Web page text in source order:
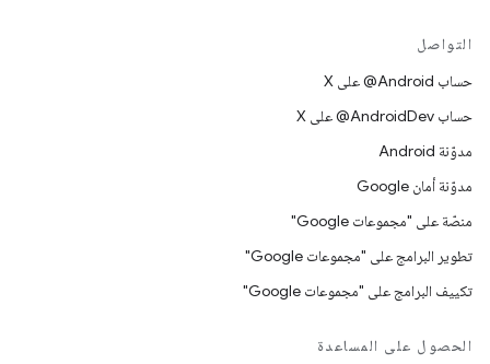
التواصل
حساب ‎@Android على X
حساب ‎@AndroidDev على X
مدوّنة Android
مدوّنة أمان Google
منصّة على "مجموعات Google"
تطوير البرامج على "مجموعات Google"
تكييف البرامج على "مجموعات Google"
الحصول على المساعدة